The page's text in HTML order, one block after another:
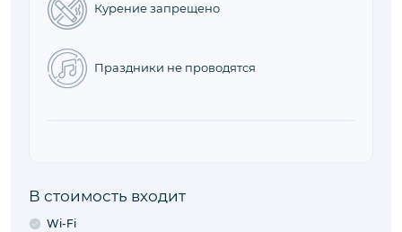
Курение запрещено
Праздники не проводятся
В стоимость входит
Wi-Fi